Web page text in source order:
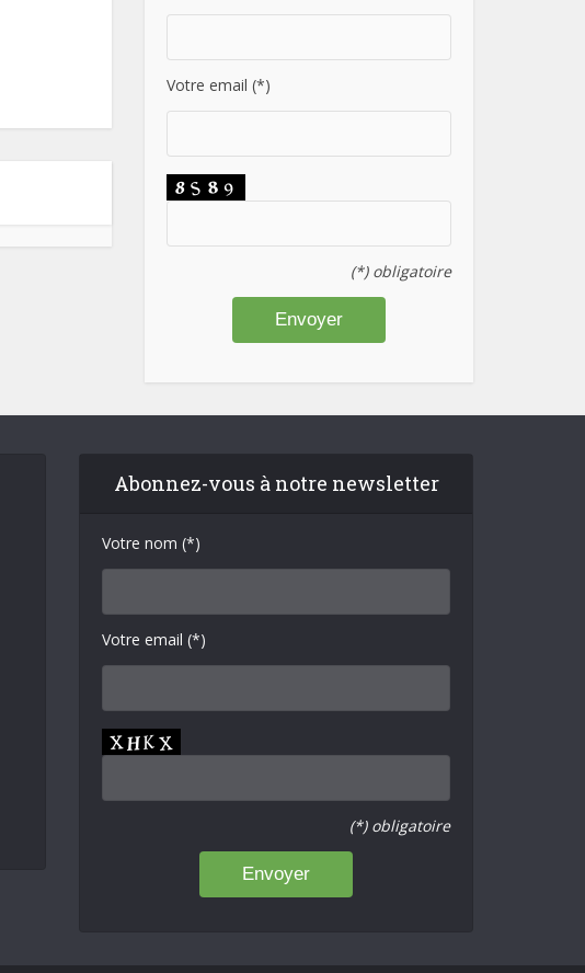
Votre email (*)
(*) obligatoire
Abonnez-vous à notre newsletter
Votre nom (*)
Votre email (*)
(*) obligatoire